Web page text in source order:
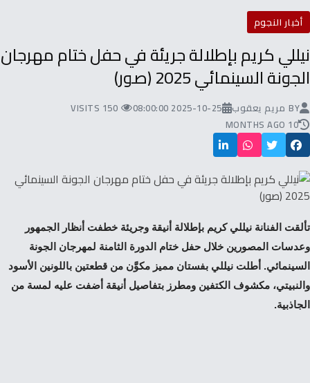
أخبار النجوم
نيللي كريم بإطلالة جريئة في حفل ختام مهرجان
الجونة السينمائي 2025 (صور)
BY مريم يعقوب 2025-10-25 08:00:00
150 VISITS
10 MONTHS AGO
تألقت الفنانة نيللي كريم بإطلالة أنيقة وجريئة خطفت أنظار الجمهور
وعدسات المصورين خلال حفل ختام الدورة الثامنة لمهرجان الجونة
السينمائي. أطلت نيللي بفستان مميز مكوَّن من قطعتين باللونين الأسود
والنبيتي، مكشوف الكتفين ومطرز بتفاصيل أنيقة أضفت عليه لمسة من
الجاذبية.